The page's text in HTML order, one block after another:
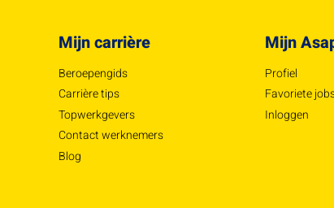
Mijn carrière
Beroepengids
Carrière tips
Topwerkgevers
Contact werknemers
Blog
Mijn
Profiel
Favoriete
Inloggen